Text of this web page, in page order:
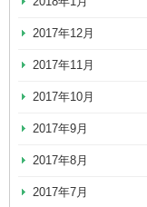
2017年12月
2017年11月
2017年10月
2017年9月
2017年8月
2017年7月